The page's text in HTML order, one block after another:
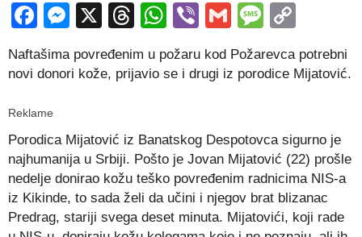
Facebook
Messenger
X Threads
WhatsApp
ViberGmail
Naftašima povređenim u požaru kod Požarevca potrebni
novi donori kože, prijavio se i drugi iz porodice Mijatović.
Reklame
Porodica Mijatović iz Banatskog Despotovca sigurno je
najhumanija u Srbiji. Pošto je Jovan Mijatović (22) prošle
nedelje donirao kožu teško povređenim radnicima NIS-a
iz Kikinde, to sada želi da učini i njegov brat blizanac
Predrag, stariji svega deset minuta. Mijatovići, koji rade